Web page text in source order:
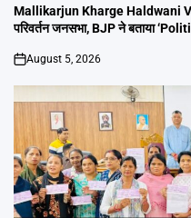
IN
Mallikarjun Kharge Haldwani
परिवर्तन जनसभा, BJP ने बताया
on
August 5, 2026